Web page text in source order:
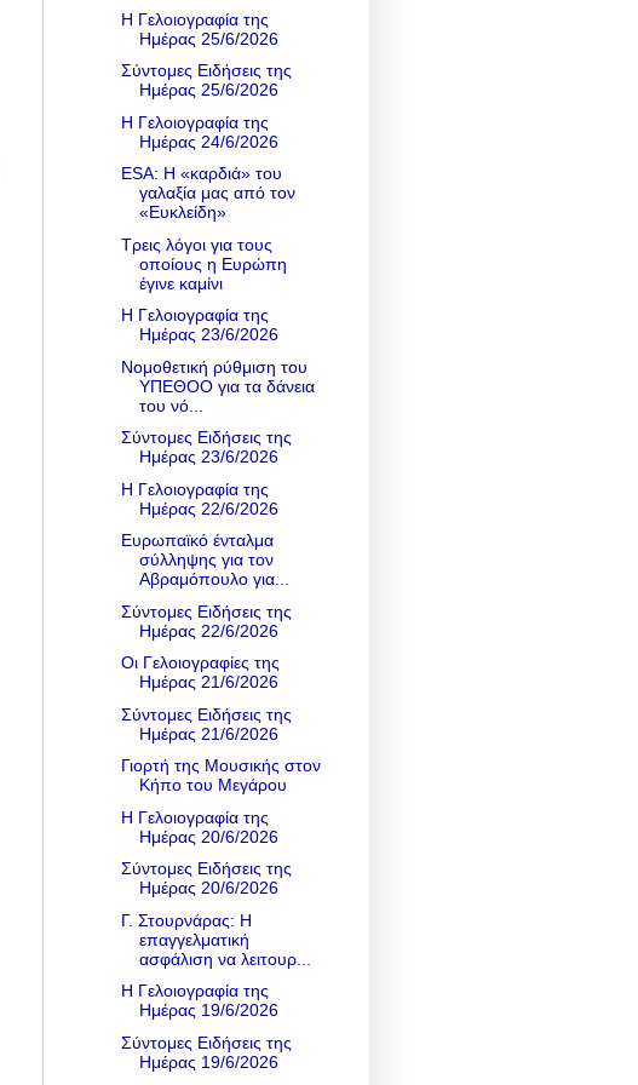
Η Γελοιογραφία της
Ημέρας 25/6/2026
Σύντομες Ειδήσεις της
Ημέρας 25/6/2026
Η Γελοιογραφία της
Ημέρας 24/6/2026
ESA: Η «καρδιά» του
γαλαξία μας από τον
«Ευκλείδη»
Τρεις λόγοι για τους
οποίους η Ευρώπη
έγινε καμίνι
Η Γελοιογραφία της
Ημέρας 23/6/2026
Νομοθετική ρύθμιση του
ΥΠΕΘΟΟ για τα δάνεια
του νό...
Σύντομες Ειδήσεις της
Ημέρας 23/6/2026
Η Γελοιογραφία της
Ημέρας 22/6/2026
Ευρωπαϊκό ένταλμα
σύλληψης για τον
Αβραμόπουλο για...
Σύντομες Ειδήσεις της
Ημέρας 22/6/2026
Οι Γελοιογραφίες της
Ημέρας 21/6/2026
Σύντομες Ειδήσεις της
Ημέρας 21/6/2026
Γιορτή της Μουσικής στον
Κήπο του Μεγάρου
Η Γελοιογραφία της
Ημέρας 20/6/2026
Σύντομες Ειδήσεις της
Ημέρας 20/6/2026
Γ. Στουρνάρας: Η
επαγγελματική
ασφάλιση να λειτουρ...
Η Γελοιογραφία της
Ημέρας 19/6/2026
Σύντομες Ειδήσεις της
Ημέρας 19/6/2026